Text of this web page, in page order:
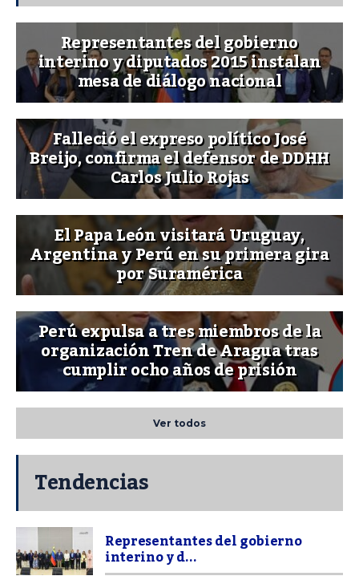
Representantes del gobierno
interino y diputados 2015 instalan
mesa de diálogo nacional
Falleció el expreso político José
Breijo, confirma el defensor de DDHH
Carlos Julio Rojas
El Papa León visitará Uruguay,
Argentina y Perú en su primera gira
por Suramérica
Perú expulsa a tres miembros de la
organización Tren de Aragua tras
cumplir ocho años de prisión
Ver todos
Tendencias
Representantes del gobierno
interino y d...